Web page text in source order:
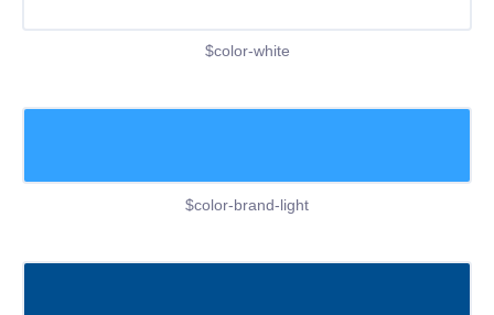
$color-white
$color-brand-light